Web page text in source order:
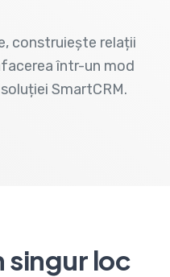
construiește relații
într-un mod
SmartCRM.
singur loc